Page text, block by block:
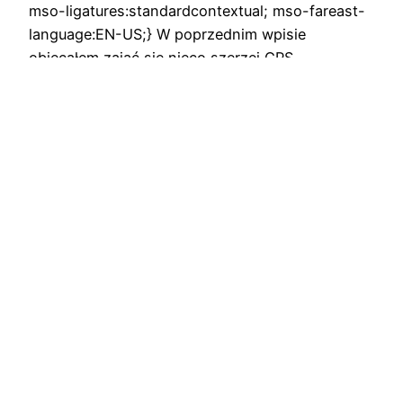
mso-ligatures:standardcontextual; mso-fareast-
language:EN-US;} W poprzednim wpisie
obiecałem zająć się nieco szerzej GPS